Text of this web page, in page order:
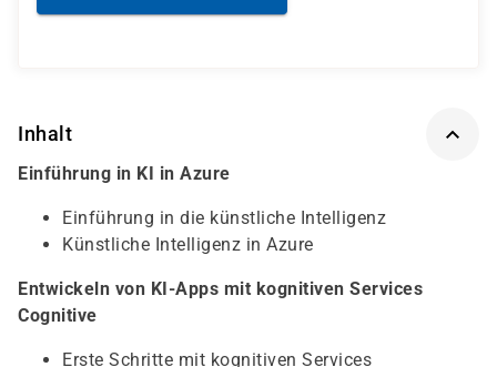
Inhalt
Einführung in KI in Azure
Einführung in die künstliche Intelligenz
Künstliche Intelligenz in Azure
Entwickeln von KI-Apps mit kognitiven Services
Cognitive
Erste Schritte mit kognitiven Services